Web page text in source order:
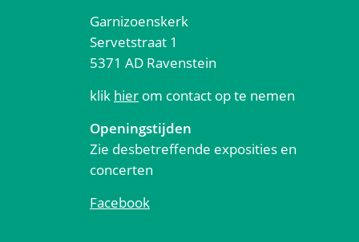
Garnizoenskerk
Servetstraat 1
5371 AD Ravenstein
klik hier om contact op te nemen
Openingstijden
Zie desbetreffende exposities en
concerten
Facebook